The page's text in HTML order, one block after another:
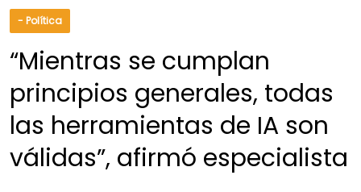
- Política
“Mientras se cumplan
principios generales, todas
las herramientas de IA son
válidas”, afirmó especialista